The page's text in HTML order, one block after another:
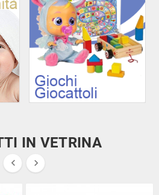
IN VETRINA
 